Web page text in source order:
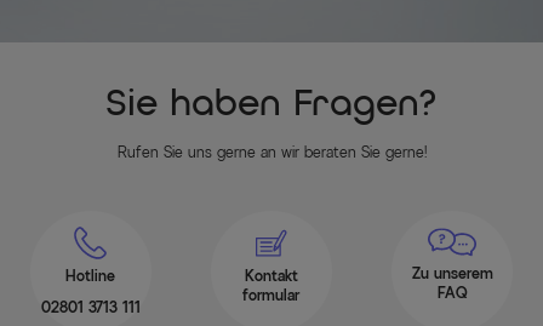
Sie haben Fragen?
Rufen Sie uns gerne an wir beraten Sie gerne!
Hotline
02801 3713 111
Kontakt
formular
Zu unserem
FAQ